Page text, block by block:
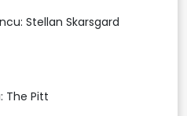
Stellan Skarsgard
The Pitt